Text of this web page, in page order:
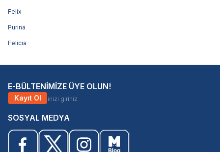
Felix
Purina
Felicia
E-BÜLTENİMİZE ÜYE OLUN!
Kayıt Ol
SOSYAL MEDYA